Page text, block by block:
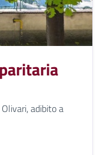
adibito a
OLIVARI,